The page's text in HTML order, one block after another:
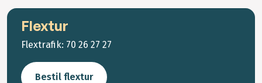
Flextur
Flextrafik: 70 26 27 27
Bestil flextur